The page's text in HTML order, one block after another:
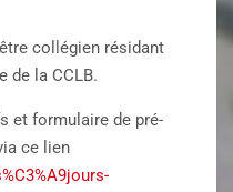
collégien résidant
de la CCLB.
et formulaire de pré-
ce lien